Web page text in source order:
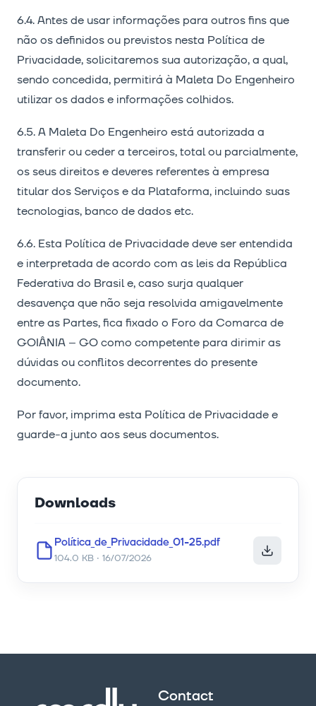
6.4. Antes de usar informações para outros fins que
não os definidos ou previstos nesta Política de
Privacidade, solicitaremos sua autorização, a qual,
sendo concedida, permitirá à Maleta Do Engenheiro
utilizar os dados e informações colhidos.
6.5. A Maleta Do Engenheiro está autorizada a
transferir ou ceder a terceiros, total ou parcialmente,
os seus direitos e deveres referentes à empresa
titular dos Serviços e da Plataforma, incluindo suas
tecnologias, banco de dados etc.
6.6. Esta Política de Privacidade deve ser entendida
e interpretada de acordo com as leis da República
Federativa do Brasil e, caso surja qualquer
desavença que não seja resolvida amigavelmente
entre as Partes, fica fixado o Foro da Comarca de
GOIÂNIA – GO como competente para dirimir as
dúvidas ou conflitos decorrentes do presente
documento.
Por favor, imprima esta Política de Privacidade e
guarde-a junto aos seus documentos.
Downloads
Política_de_Privacidade_01-25.pdf
104.0 KB · 16/07/2026
Contact